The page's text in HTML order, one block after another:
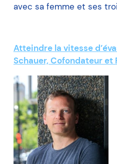
avec sa femme et ses
Atteindre la vitesse
Schauer, Cofondateur et